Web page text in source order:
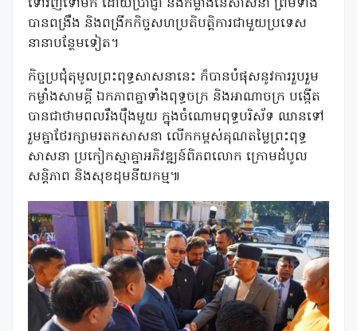
ទៅវិញទៅមក ដោយប្រាជ្ញា និងកម្លាំងនៃសាសនា ព្រមទាំង
បានពង្រឹង និងពង្រីកកិច្ចសហប្រតិបត្តិការជាមួយប្រទេស
នានាបន្ថែមទៀត។
កិច្ចប្រជុំតុមូលព្រះពុទ្ធសាសនានេះ ក៏បានបំផុសនូវការរួបរួម
កម្លាំងសាមគ្គី ឯកភាពគ្នាទាំងពុទ្ធចក្រ និងអាណាចក្រ បង្កើត
បានជាថាមពលរឹងប៉ឹងមួយ ក្នុងចំណោមពុទ្ធបរិស័ទ ឈានទៅ
រួមគ្នាថែរក្សាមរតកសាសនា លើកកម្ពស់គុណតម្លៃព្រះពុទ្ធ
សាសនា ប្រកៀកស្មាគ្នាអភិវឌ្ឍន៍ពិភពលោក ក្រោមដំបូល
សន្តិភាព និងសុខដុមនីយកម្ម៕